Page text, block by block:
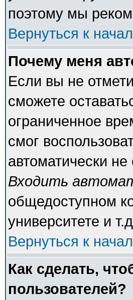
поэтому мы
Вернуться к
Почему меня
Если вы не
сможете
ограниченное
смог
автоматически
Входить
общедоступном
университете и
Вернуться к
Как сделать,
пользователей?